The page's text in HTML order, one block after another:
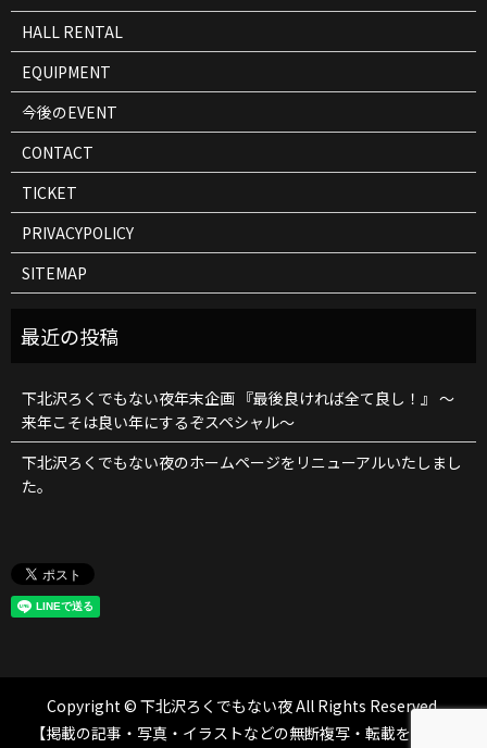
HALL RENTAL
EQUIPMENT
今後のEVENT
CONTACT
TICKET
PRIVACYPOLICY
SITEMAP
下北沢ろくでもない夜年末企画 『最後良ければ全て良し！』 ～
来年こそは良い年にするぞスペシャル～
下北沢ろくでもない夜のホームページをリニューアルいたしまし
た。
Copyright © 下北沢ろくでもない夜 All Rights Reserved.
【掲載の記事・写真・イラストなどの無断複写・転載を禁じま